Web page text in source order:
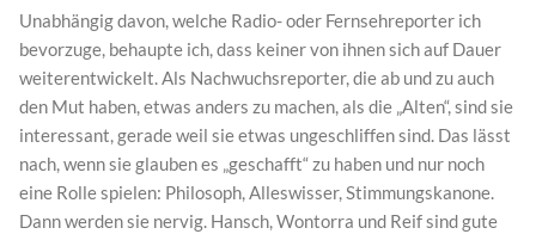
Unabhängig davon, welche Radio- oder Fernsehreporter ich
bevorzuge, behaupte ich, dass keiner von ihnen sich auf Dauer
weiterentwickelt. Als Nachwuchsreporter, die ab und zu auch
den Mut haben, etwas anders zu machen, als die „Alten“, sind sie
interessant, gerade weil sie etwas ungeschliffen sind. Das lässt
nach, wenn sie glauben es „geschafft“ zu haben und nur noch
eine Rolle spielen: Philosoph, Alleswisser, Stimmungskanone.
Dann werden sie nervig. Hansch, Wontorra und Reif sind gute